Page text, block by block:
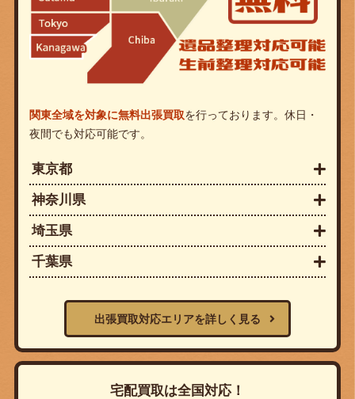
関東全域を対象に無料出張買取を行っております。休日・
夜間でも対応可能です。
東京都
神奈川県
埼玉県
千葉県
出張買取対応エリアを詳しく見る
宅配買取は全国対応！